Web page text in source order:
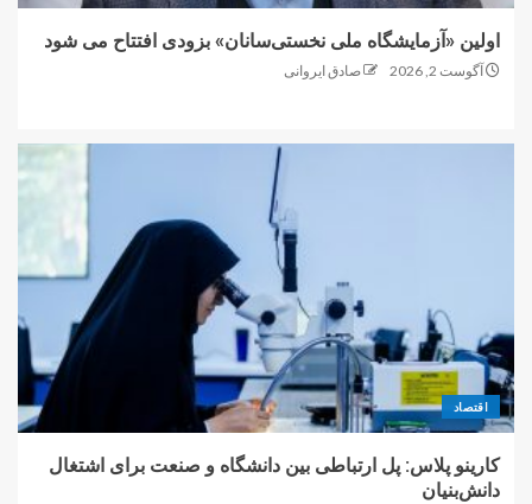
اولین «آزمایشگاه ملی نخستی‌سانان» بزودی افتتاح می شود
آگوست 2, 2026 صادق ایروانی
اقتصاد
کارینو پلاس: پل ارتباطی بین دانشگاه و صنعت برای اشتغال
دانش‌بنیان